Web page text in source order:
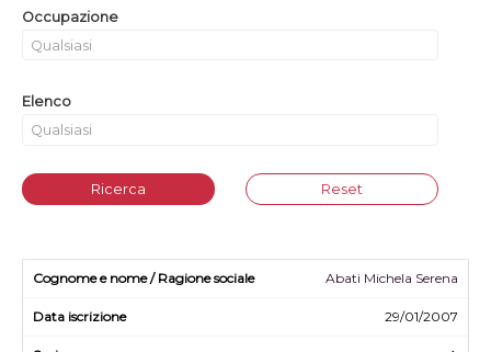
Occupazione
Elenco
Ricerca Reset
Abati Michela Serena
29/01/2007